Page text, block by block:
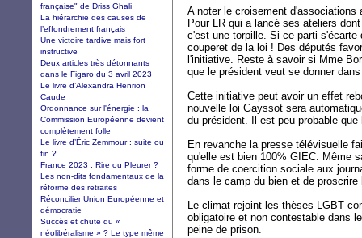
A noter le croisement
Pour LR qui a lancé ses ateliers
c'est une torpille. Si ce parti
couperet de la loi ! Des députés
l'initiative. Reste à savoir si Mme
que le président veut se donner
Cette initiative peut avoir un effet
nouvelle loi Gayssot sera
du président. Il est peu probable
En revanche la presse télévisuelle
qu'elle est bien 100% GIEC. Même
forme de coercition sociale aux
dans le camp du bien et de
Le climat rejoint les thèses LGBT
obligatoire et non contestable dans
peine de prison.
française" de Driss Ghali
La hiérarchie des causes de
l’effondrement français
Une victoire tardive mais fort
instructive
Deux articles très détonnants
dans le Figaro du 3 avril 2023
Le livre d’Alexandra Henrion
Caude
Ordonnance sur l'énergie : la
Commission Européenne devient
complètement folle
Le livre d’Éric Zemmour : suite ou
fin ?
France 2023 : Rire ou Pleurer ?
Les non-dits fondamentaux de la
réforme des retraites
Réconcilier Union Européenne et
démocratie
Succès et chute du «
néolibéralisme » ? Le type même